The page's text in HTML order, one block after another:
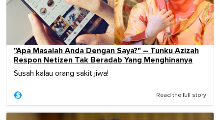
"Apa Masalah Anda Dengan Saya?" – Tunku Azizah
Respon Netizen Tak Beradab Yang Menghinanya
Susah kalau orang sakit jiwa!
Read the full story